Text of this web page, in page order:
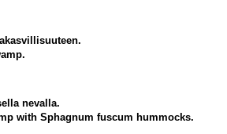
nevalla.
with Sphagnum fuscum hummocks.